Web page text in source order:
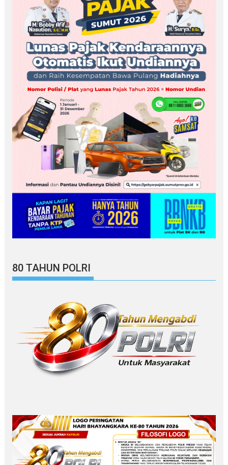
80 TAHUN POLRI